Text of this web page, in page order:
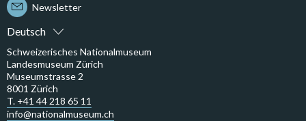
Deutsch
Newsletter
Schweizerisches Nationalmuseum
Landesmuseum Zürich
Museumstrasse 2
8001 Zürich
T. +41 44 218 65 11
info@nationalmuseum.ch